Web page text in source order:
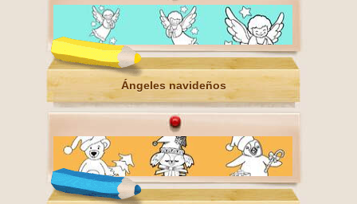
Ángeles navideños